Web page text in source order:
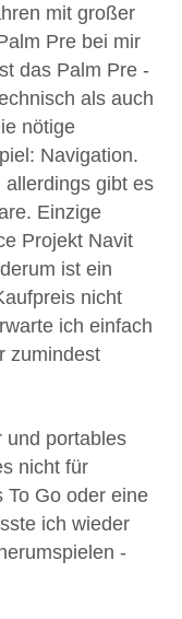
mit großer
Pre bei mir
das Palm Pre -
als auch
nötige
Navigation.
allerdings gibt es
Einzige
Projekt Navit
ist ein
nicht
ich einfach
zumindest
und portables
nicht für
To Go oder eine
ich wieder
-